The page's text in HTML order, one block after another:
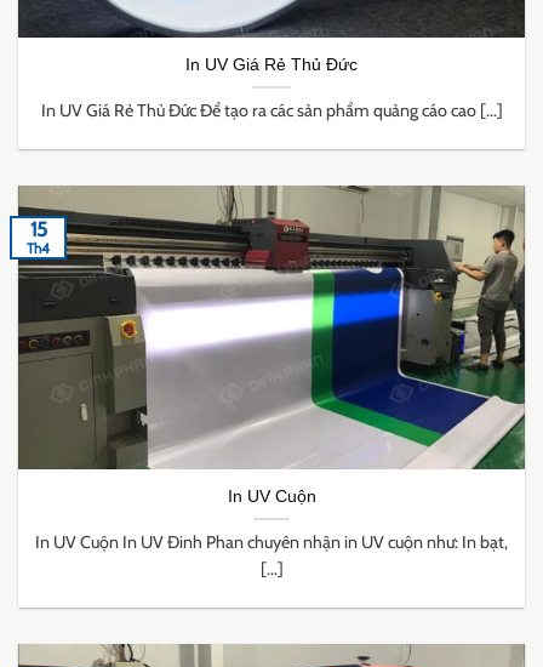
In UV Giá Rẻ Thủ Đức
In UV Giá Rẻ Thủ Đức Để tạo ra các sản phẩm quảng cáo cao [...]
In UV Cuộn
In UV Cuộn In UV Đinh Phan chuyên nhận in UV cuộn như: In bạt,
[...]
15
Th4